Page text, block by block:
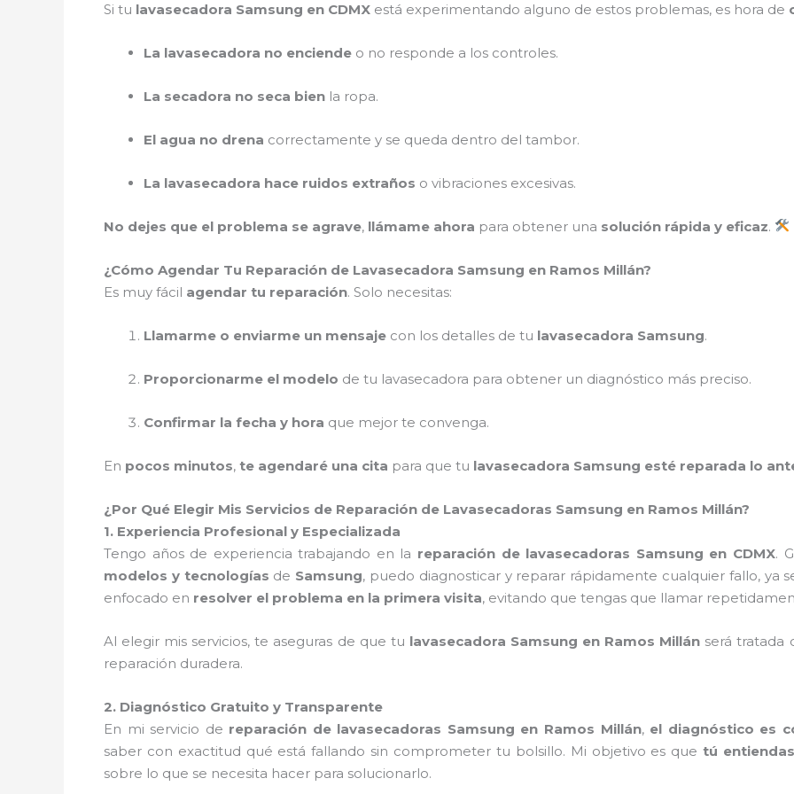
Si tu lavasecadora Samsung en CDMX está experimentando alguno de estos problemas, es hora de
La lavasecadora no enciende o no responde a los controles.
La secadora no seca bien la ropa.
El agua no drena correctamente y se queda dentro del tambor.
La lavasecadora hace ruidos extraños o vibraciones excesivas.
No dejes que el problema se agrave, llámame ahora para obtener una solución rápida y eficaz.
¿Cómo Agendar Tu Reparación de Lavasecadora Samsung en Ramos Millán?
Es muy fácil agendar tu reparación. Solo necesitas:
Llamarme o enviarme un mensaje con los detalles de tu lavasecadora Samsung.
Proporcionarme el modelo de tu lavasecadora para obtener un diagnóstico más preciso.
Confirmar la fecha y hora que mejor te convenga.
En pocos minutos, te agendaré una cita para que tu lavasecadora Samsung esté reparada lo
¿Por Qué Elegir Mis Servicios de Reparación de Lavasecadoras Samsung en Ramos Millán?
1. Experiencia Profesional y Especializada
Tengo años de experiencia trabajando en la reparación de lavasecadoras Samsung en CDMX.
modelos y tecnologías de Samsung, puedo diagnosticar y reparar rápidamente cualquier fallo, ya
enfocado en resolver el problema en la primera visita, evitando que tengas que llamar
Al elegir mis servicios, te aseguras de que tu lavasecadora Samsung en Ramos Millán será tratada
reparación duradera.
2. Diagnóstico Gratuito y Transparente
En mi servicio de reparación de lavasecadoras Samsung en Ramos Millán, el diagnóstico es
saber con exactitud qué está fallando sin comprometer tu bolsillo. Mi objetivo es quetú
sobre lo que se necesita hacer para solucionarlo.